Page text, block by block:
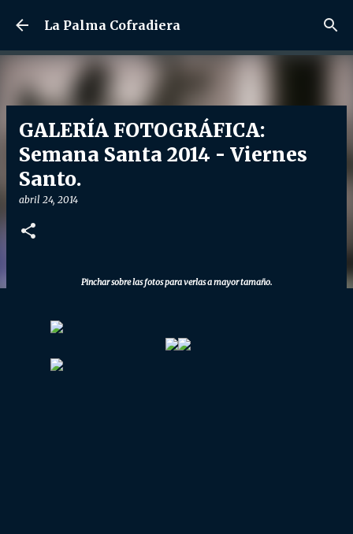
Ir al contenido principal
La Palma Cofradiera
GALERÍA FOTOGRÁFICA:
Semana Santa 2014 - Viernes
Santo.
abril 24, 2014
Pinchar sobre las fotos para verlas a mayor tamaño.